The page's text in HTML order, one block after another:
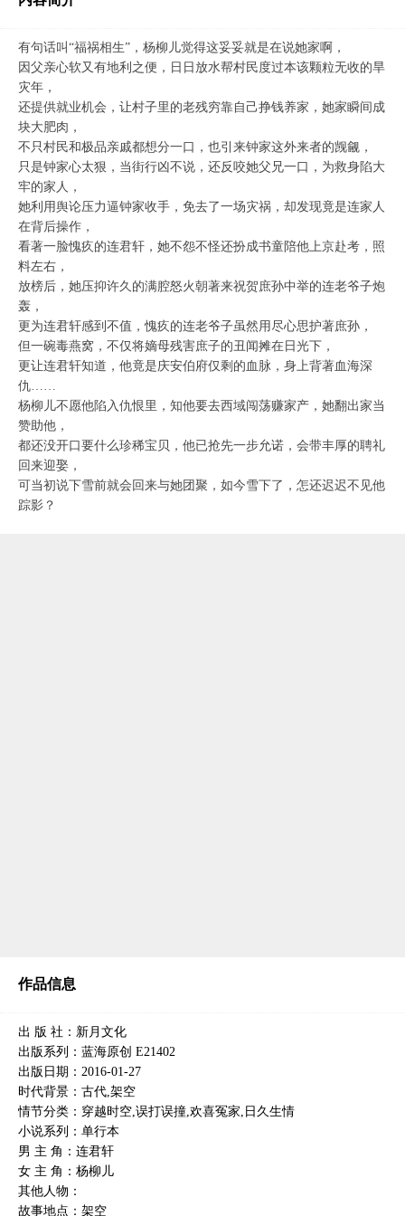
有句话叫“福祸相生”，杨柳儿觉得这妥妥就是在说她家啊，
因父亲心软又有地利之便，日日放水帮村民度过本该颗粒无收的旱
灾年，
还提供就业机会，让村子里的老残穷靠自己挣钱养家，她家瞬间成
块大肥肉，
不只村民和极品亲戚都想分一口，也引来钟家这外来者的觊觎，
只是钟家心太狠，当街行凶不说，还反咬她父兄一口，为救身陷大
牢的家人，
她利用舆论压力逼钟家收手，免去了一场灾祸，却发现竟是连家人
在背后操作，
看著一脸愧疚的连君轩，她不怨不怪还扮成书童陪他上京赴考，照
料左右，
放榜后，她压抑许久的满腔怒火朝著来祝贺庶孙中举的连老爷子炮
轰，
更为连君轩感到不值，愧疚的连老爷子虽然用尽心思护著庶孙，
但一碗毒燕窝，不仅将嫡母残害庶子的丑闻摊在日光下，
更让连君轩知道，他竟是庆安伯府仅剩的血脉，身上背著血海深
仇……
杨柳儿不愿他陷入仇恨里，知他要去西域闯荡赚家产，她翻出家当
赞助他，
都还没开口要什么珍稀宝贝，他已抢先一步允诺，会带丰厚的聘礼
回来迎娶，
可当初说下雪前就会回来与她团聚，如今雪下了，怎还迟迟不见他
踪影？
作品信息
出 版 社：新月文化
出版系列：蓝海原创 E21402
出版日期：2016-01-27
时代背景：古代,架空
情节分类：穿越时空,误打误撞,欢喜冤家,日久生情
小说系列：单行本
男 主 角：连君轩
女 主 角：杨柳儿
其他人物：
故事地点：架空